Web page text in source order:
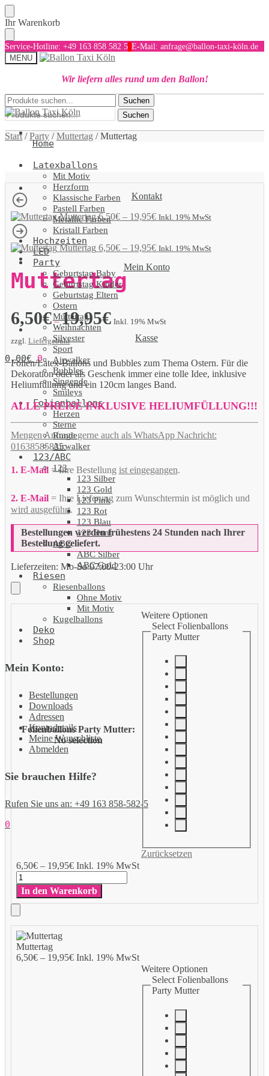
Skip
to
navigation
Skip
to
content
Ihr Warenkorb
Service-Hotline: +49 163 858 582 5 E-Mail: anfrage@ballon-taxi-köln.de
MENU
Wir liefern alles rund um den Ballon!
Suchen
nach:
Suchen
Kontakt
Mein Konto
Kasse
0,00€ 0
Suchen
nach:
Suchen
Home
Latexballons
Mit Motiv
Herzform
Klassische Farben
Pastell Farben
Metallic Farben
Kristall Farben
Hochzeiten
LED
Party
Geburtstag Baby
Geburtstag Kinder
Geburtstag Eltern
Ostern
Muttertag
Weihnachten
Silvester
Sport
Airwalker
Bubbles
Singende
Smileys
Folienballons
Herzen
Sterne
Runde
Airwalker
123/ABC
123
123 Silber
123 Gold
123 Pink
123 Rot
123 Blau
123 Bunt
ABC
ABC Silber
ABC Gold
Riesen
Riesenballons
Ohne Motiv
Mit Motiv
Kugelballons
Deko
Shop
Mein Konto:
Bestellungen
Downloads
Adressen
Kontodetails
Meine Wunschliste
Abmelden
Sie brauchen Hilfe?
Rufen Sie uns an: +49 163 858-582-5
0
Start /Party /Muttertag /Muttertag
Muttertag 6,50€– 19,95€ Inkl. 19% MwSt
Muttertag 6,50€– 19,95€ Inkl. 19% MwSt
Muttertag
6,50€–19,95€ Inkl. 19% MwSt
zzgl. Liefergebühr
Folien/Latex-Ballons und Bubbles zum Thema Ostern. Für die
Dekoration oder als Geschenk immer eine tolle Idee, inklusive
Heliumfüllung und ein 120cm langes Band.
ALLE PREISE INKLUSIVE HELIUMFÜLLUNG!!!
Mengen Anfrage gerne auch als WhatsApp Nachricht:
01638585825.
1. E-Mail= Ihre Bestellung ist eingegangen.
2. E-Mail= Ihre Lieferung zum Wunschtermin ist möglich und
wird ausgeführt.
Bestellungen werden frühestens 24 Stunden nach Ihrer
Bestellung geliefert.
Lieferzeiten: Mo-So 07:00-23:00 Uhr
Add
to
Cart
6,50€– 19,95€Inkl. 19% MwSt
Folienballons Party Mutter:
No selection
Weitere Optionen
Select Folienballons
Party Mutter
Zurücksetzen
Muttertag
Menge
In den Warenkorb
Add
to
Cart
Muttertag
6,50€– 19,95€Inkl. 19% MwSt
Weitere Optionen
Select Folienballons
Party Mutter